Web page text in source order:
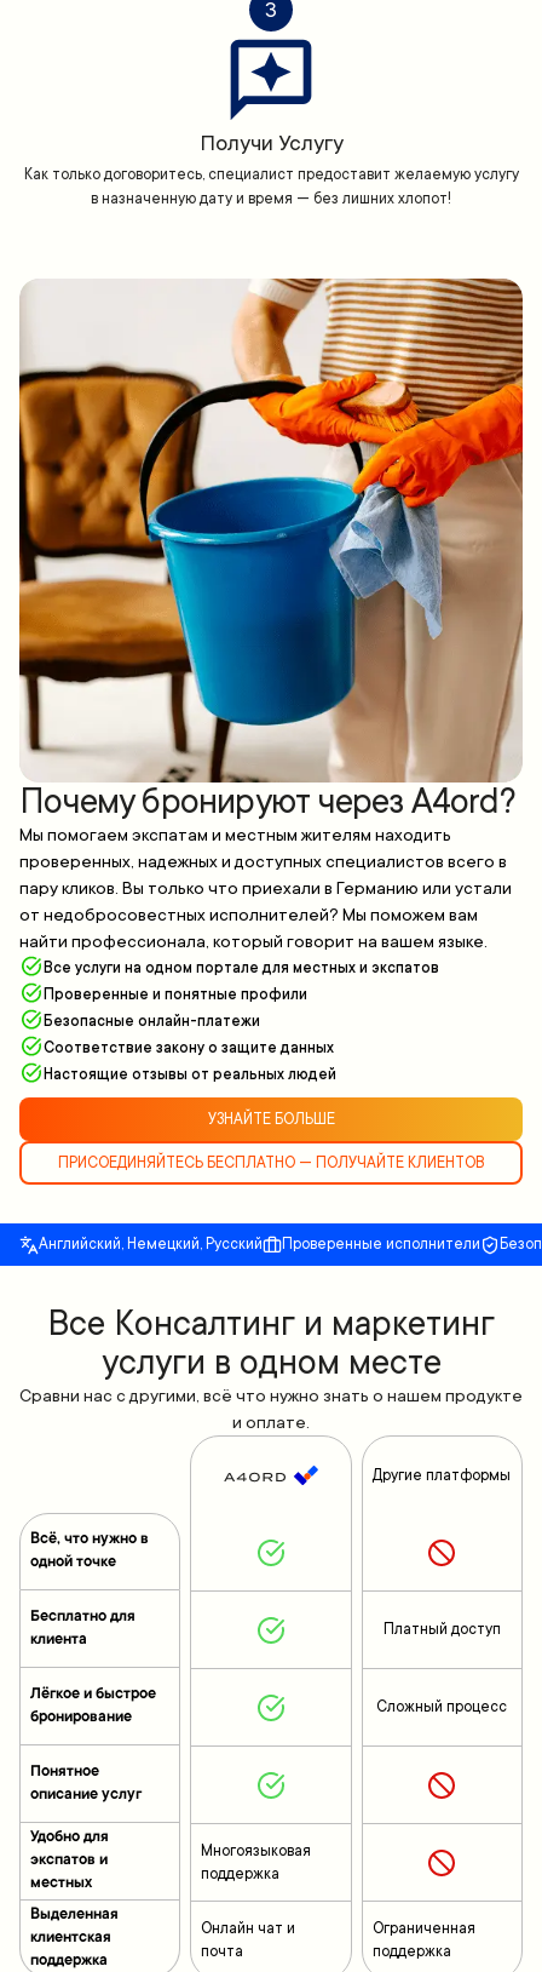
3
Получи Услугу
Как только договоритесь, специалист предоставит желаемую услугу
в назначенную дату и время — без лишних хлопот!
Почему бронируют через A4ord?
Мы помогаем экспатам и местным жителям находить
проверенных, надежных и доступных специалистов всего в
пару кликов. Вы только что приехали в Германию или устали
от недобросовестных исполнителей? Мы поможем вам
найти профессионала, который говорит на вашем языке.
Все услуги на одном портале для местных и экспатов
Проверенные и понятные профили
Безопасные онлайн-платежи
Соответствие закону о защите данных
Настоящие отзывы от реальных людей
УЗНАЙТЕ БОЛЬШЕ
ПРИСОЕДИНЯЙТЕСЬ БЕСПЛАТНО — ПОЛУЧАЙТЕ КЛИЕНТОВ
Английский, Немецкий, Русский Проверенные исполнители
Все Консалтинг и маркетинг
услуги в одном месте
Сравни нас с другими, всё что нужно знать о нашем продукте
и оплате.
Всё, что нужно в
одной точке
Бесплатно для
клиента
Лёгкое и быстрое
бронирование
Понятное
описание услуг
Удобно для
экспатов и
местных
Выделенная
клиентская
поддержка
Многоязыковая
поддержка
Онлайн чат и
почта
Другие платформы
Платный доступ
Сложный процесс
Ограниченная
поддержка